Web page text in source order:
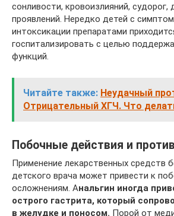
сонливости, кровоизлияний, судорог,
проявлений. Нередко детей с
интоксикации препаратами
госпитализировать с целью
функций.
Читайте также: Неудачный
Отрицательный ХГЧ. Что
Побочные действия и
Применение лекарственных средств
детского врача может привести к
осложнениям. Анальгин иногда
острого гастрита, который
в желудке и поносом. Порой от